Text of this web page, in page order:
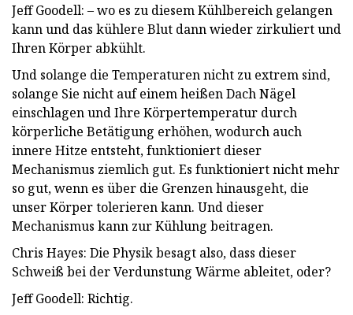
Jeff Goodell: – wo es zu diesem Kühlbereich gelangen
kann und das kühlere Blut dann wieder zirkuliert und
Ihren Körper abkühlt.
Und solange die Temperaturen nicht zu extrem sind,
solange Sie nicht auf einem heißen Dach Nägel
einschlagen und Ihre Körpertemperatur durch
körperliche Betätigung erhöhen, wodurch auch
innere Hitze entsteht, funktioniert dieser
Mechanismus ziemlich gut. Es funktioniert nicht mehr
so ​​gut, wenn es über die Grenzen hinausgeht, die
unser Körper tolerieren kann. Und dieser
Mechanismus kann zur Kühlung beitragen.
Chris Hayes: Die Physik besagt also, dass dieser
Schweiß bei der Verdunstung Wärme ableitet, oder?
Jeff Goodell: Richtig.